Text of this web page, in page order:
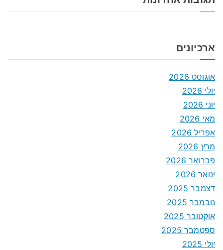
ארכיונים
אוגוסט 2026
יולי 2026
יוני 2026
מאי 2026
אפריל 2026
מרץ 2026
פברואר 2026
ינואר 2026
דצמבר 2025
נובמבר 2025
אוקטובר 2025
ספטמבר 2025
יולי 2025